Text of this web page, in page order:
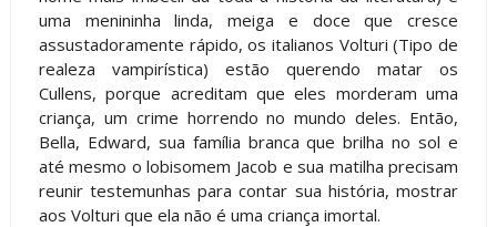
uma menininha linda, meiga e doce que cresce
assustadoramente rápido, os italianos Volturi (Tipo de
realeza vampirística) estão querendo matar os
Cullens, porque acreditam que eles morderam uma
criança, um crime horrendo no mundo deles. Então,
Bella, Edward, sua família branca que brilha no sol e
até mesmo o lobisomem Jacob e sua matilha precisam
reunir testemunhas para contar sua história, mostrar
aos Volturi que ela não é uma criança imortal.